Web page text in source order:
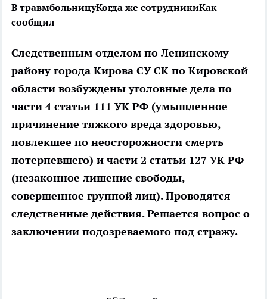
В травмбольницуКогда же сотрудникиКак
сообщил
Следственным отделом по Ленинскому
району города Кирова СУ СК по Кировской
области возбуждены уголовные дела по
части 4 статьи 111 УК РФ (умышленное
причинение тяжкого вреда здоровью,
повлекшее по неосторожности смерть
потерпевшего) и части 2 статьи 127 УК РФ
(незаконное лишение свободы,
совершенное группой лиц). Проводятся
следственные действия. Решается вопрос о
заключении подозреваемого под стражу.